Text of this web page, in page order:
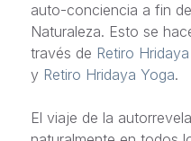
auto-conciencia a fin
Naturaleza. Esto se
través de Retiro
y Retiro Hridaya Yoga.
El viaje de la